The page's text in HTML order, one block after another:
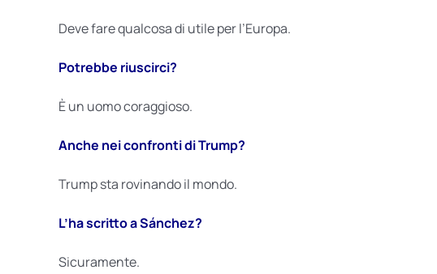
Deve fare qualcosa di utile per l’Europa.
Potrebbe riuscirci?
È un uomo coraggioso.
Anche nei confronti di Trump?
Trump sta rovinando il mondo.
L’ha scritto a Sánchez?
Sicuramente.